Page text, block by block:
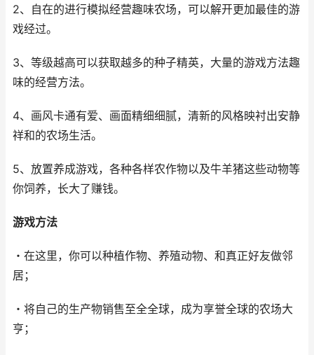
2、自在的进行模拟经营趣味农场，可以解开更加最佳的游
戏经过。
3、等级越高可以获取越多的种子精英，大量的游戏方法趣
味的经营方法。
4、画风卡通有爱、画面精细细腻，清新的风格映衬出安静
祥和的农场生活。
5、放置养成游戏，各种各样农作物以及牛羊猪这些动物等
你饲养，长大了赚钱。
游戏方法
・在这里，你可以种植作物、养殖动物、和真正好友做邻
居；
・将自己的生产物销售至全全球，成为享誉全球的农场大
亨；